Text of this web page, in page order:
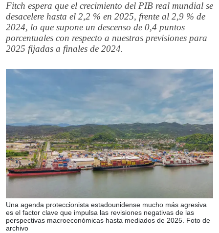
Fitch espera que el crecimiento del PIB real mundial se
desacelere hasta el 2,2 % en 2025, frente al 2,9 % de
2024, lo que supone un descenso de 0,4 puntos
porcentuales con respecto a nuestras previsiones para
2025 fijadas a finales de 2024.
Una agenda proteccionista estadounidense mucho más agresiva
es el factor clave que impulsa las revisiones negativas de las
perspectivas macroeconómicas hasta mediados de 2025. Foto de
archivo